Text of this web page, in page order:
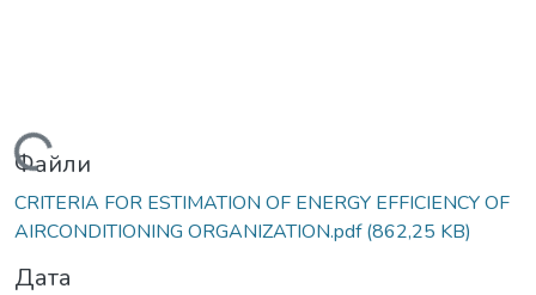
Вантажиться...
Файли
CRITERIA FOR ESTIMATION OF ENERGY EFFICIENCY OF
AIRCONDITIONING ORGANIZATION.pdf(862,25 KB)
Дата